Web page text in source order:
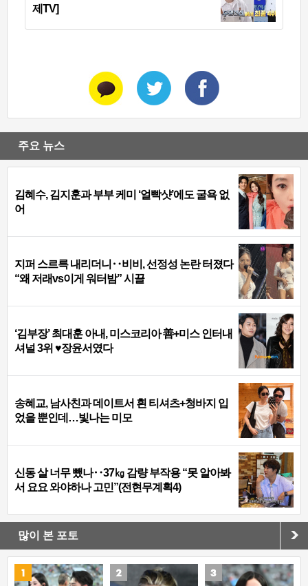
제TV]
주요 뉴스
김혜수, 김지훈과 부부 케미 ‘얼빡샷’에도 굴욕 없
어
지퍼 스르륵 내리더니‥비비, 선정성 논란 터졌다
“왜 저래vs이게 워터밤” 시끌
‘김부장’ 최대훈 아내, 미스코리아 善+미스 인터내
셔널 3위 ♥장윤서였다
송혜교, 남사친과 데이트서 흰 티셔츠+청바지 입
었을 뿐인데…빛나는 미모
신동 살 너무 뺐나‥37㎏ 감량 부작용 “못 알아봐
서 요요 와야하나 고민”(전현무계획4)
많이 본 포토